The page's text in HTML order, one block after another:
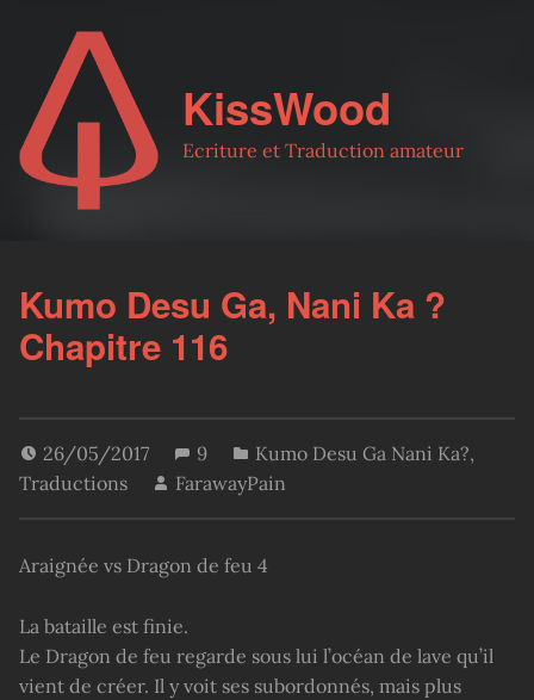
KissWood
Ecriture et Traduction amateur
Kumo Desu Ga, Nani Ka ?
Chapitre 116
26/05/2017 9 Kumo Desu Ga Nani Ka?,
Traductions
FarawayPain
Araignée vs Dragon de feu 4
La bataille est finie.
Le Dragon de feu regarde sous lui l’océan de lave qu’il
vient de créer. Il y voit ses subordonnés, mais plus